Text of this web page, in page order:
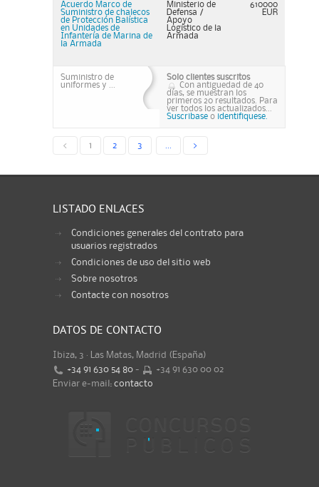
Acuerdo Marco de
Suministro de chalecos
de Protección Balística
en Unidades de
Infantería de Marina de
la Armada
Ministerio de
Defensa /
Apoyo
Logístico de la
Armada
610000
EUR
Suministro de
uniformes y ...
Solo clientes suscritos
Con antiguedad de 40
días, se muestran los
primeros 20 resultados. Para
ver todos los actualizados...
Suscribase o identifiquese.
< 1 2 3 >
LISTADO ENLACES
Condiciones generales del contrato para
usuarios registrados
Condiciones de uso del sitio web
Sobre nosotros
Contacte con nosotros
DATOS DE CONTACTO
Ibiza, 3 · Las Matas, Madrid (España)
+34 91 630 54 80 -
+34 91 630 00 02
Enviar e-mail: contacto